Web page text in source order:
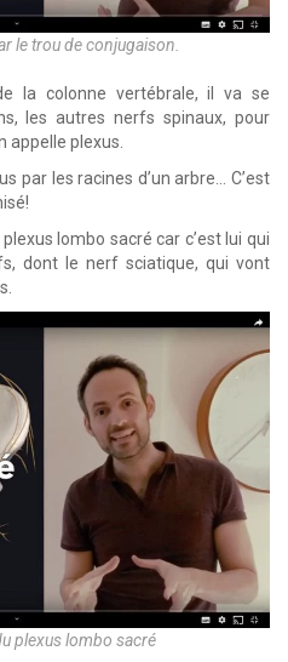
le trou de conjugaison.
la colonne vertébrale, il va se
les autres nerfs spinaux, pour
appelle plexus.
par les racines d’un arbre… C’est
lombo sacré car c’est lui qui
dont le nerf sciatique, qui vont
plexus lombo sacré